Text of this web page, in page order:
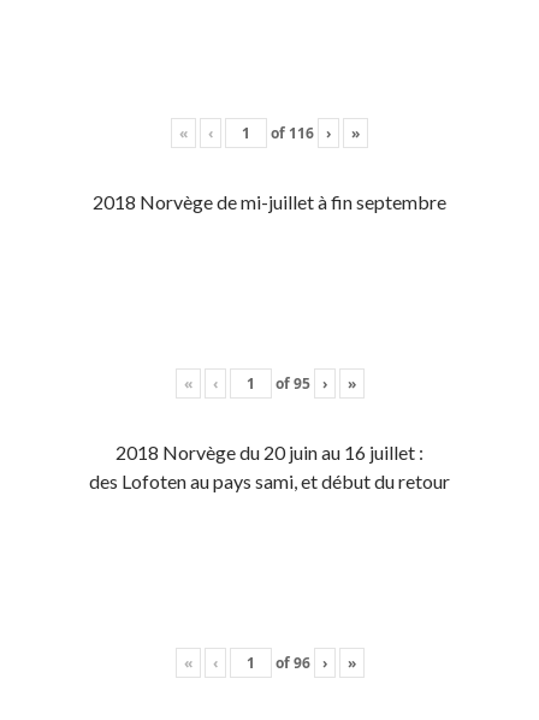
« ‹ of 116 › »
2018 Norvège de mi-juillet à fin septembre
« ‹ of95 › »
2018 Norvège du 20 juin au 16 juillet :
des Lofoten au pays sami, et début du retour
« ‹ of96 › »